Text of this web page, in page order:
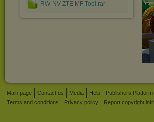
RW-NV ZTE MF Tool.rar
Main page Contact us Media Help
Publishers Platform
Terms and conditions
Privacy policy Report copyright